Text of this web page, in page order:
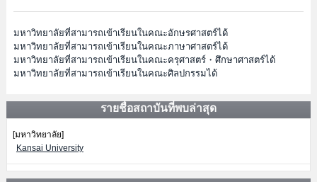
มหาวิทยาลัยที่สามารถเข้าเรียนในคณะอักษรศาสตร์ได้
มหาวิทยาลัยที่สามารถเข้าเรียนในคณะภาษาศาสตร์ได้
มหาวิทยาลัยที่สามารถเข้าเรียนในคณะครุศาสตร์・ศึกษาศาสตร์ได้
มหาวิทยาลัยที่สามารถเข้าเรียนในคณะศิลปกรรมได้
รายชื่อสถาบันที่พบล่าสุด
[มหาวิทยาลัย]
Kansai University